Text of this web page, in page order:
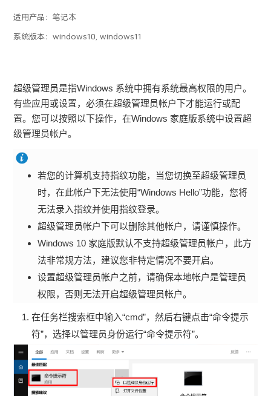
适用产品：笔记本
系统版本：windows10, windows11
超级管理员是指Windows 系统中拥有系统最高权限的用户。
有些应用或设置，必须在超级管理员帐户下才能运行或配
置。您可以按照以下操作，在Windows 家庭版系统中设置超
级管理员帐户。
若您的计算机支持指纹功能，当您切换至超级管理员
时，在此帐户下无法使用“Windows Hello”功能，您将
无法录入指纹并使用指纹登录。
超级管理员帐户下可以删除其他帐户，请谨慎操作。
Windows 10 家庭版默认不支持超级管理员帐户，此方
法非常规方法，建议您非特定情况不要开启。
设置超级管理员帐户之前，请确保本地帐户是管理员
权限，否则无法开启超级管理员帐户。
在任务栏搜索框中输入“cmd”，然后右键点击“命令提示
符”，选择以管理员身份运行“命令提示符”。